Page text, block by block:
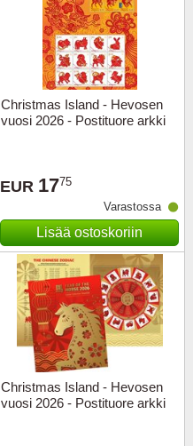
Christmas Island - Hevosen
vuosi 2026 - Postituore arkki
EUR 1775
Varastossa
Lisää ostoskoriin
Christmas Island - Hevosen
vuosi 2026 - Postituore arkki